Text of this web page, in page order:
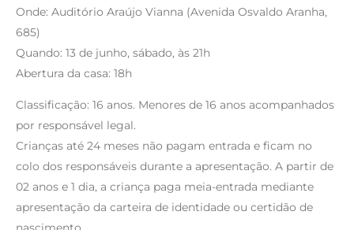
Onde: Auditório Araújo Vianna (Avenida Osvaldo Aranha,
685)
Quando: 13 de junho, sábado, às 21h
Abertura da casa: 18h
Classificação: 16 anos. Menores de 16 anos acompanhados
por responsável legal.
Crianças até 24 meses não pagam entrada e ficam no
colo dos responsáveis durante a apresentação. A partir de
02 anos e 1 dia, a criança paga meia-entrada mediante
apresentação da carteira de identidade ou certidão de